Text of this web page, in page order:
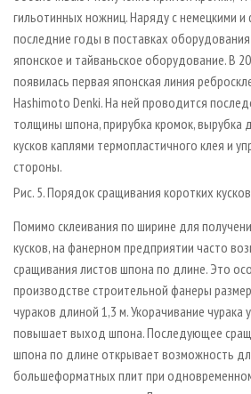
гильотинных ножниц. Наряду с немецкими и
последние годы в поставках
японское и тайваньское оборудование. В
появилась первая японская линия
Hashimoto Denki. На ней проводится
толщины шпона, прирубка кромок, вырубка
кусков каплями термопластичного клея и
стороны.
Рис. 5. Порядок сращивания коротких
Помимо склеивания по ширине для
кусков, на фанерном предприятии часто
сращивания листов шпона по длине. Это
производстве строительной фанеры
чураков длиной 1,3 м. Укорачивание чурака
повышает выход шпона. Последующее
шпона по длине открывает возможность
большеформатных плит при